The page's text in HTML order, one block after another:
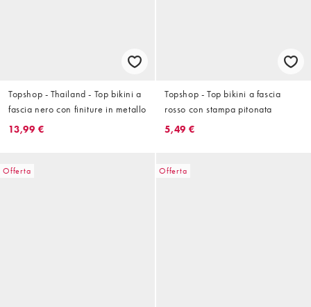
Topshop - Thailand - Top bikini a
fascia nero con finiture in metallo
13,99 €
Topshop - Top bikini a fascia
rosso con stampa pitonata
5,49 €
Offerta Offerta